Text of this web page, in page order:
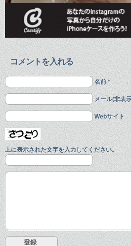
コメントを入れる
名前 *
メール(非表
Webサイト
上に表示された文字を入力してください。